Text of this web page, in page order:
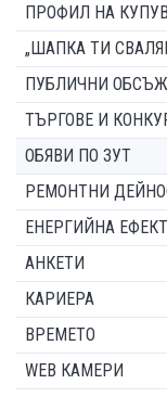
ПРОФИЛ НА
„ШАПКА ТИ
ПУБЛИЧНИ
ТЪРГОВЕ И
ОБЯВИ ПО ЗУТ
РЕМОНТНИ
ЕНЕРГИЙНА
АНКЕТИ
КАРИЕРА
ВРЕМЕТО
WEB КАМЕРИ